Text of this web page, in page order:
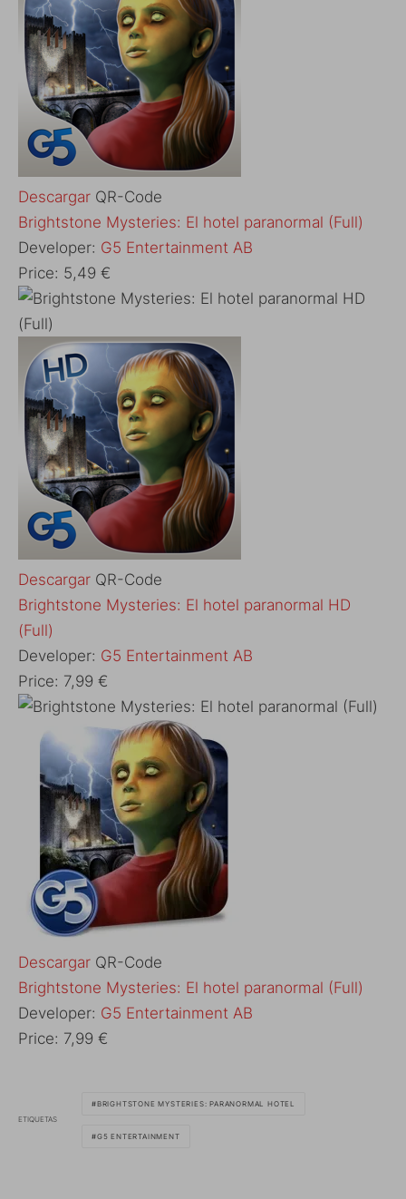
Descargar QR-Code
Brightstone Mysteries: El hotel paranormal (Full)
Developer: G5 Entertainment AB
Price: 5,49 €
Descargar QR-Code
Brightstone Mysteries: El hotel paranormal HD
(Full)
Developer: G5 Entertainment AB
Price: 7,99 €
Descargar QR-Code
Brightstone Mysteries: El hotel paranormal (Full)
Developer: G5 Entertainment AB
Price: 7,99 €
ETIQUETAS
BRIGHTSTONE MYSTERIES: PARANORMAL HOTEL
G5 ENTERTAINMENT